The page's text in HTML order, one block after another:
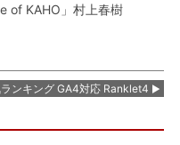
of KAHO」村上春樹
ンキング GA4対応 Ranklet4